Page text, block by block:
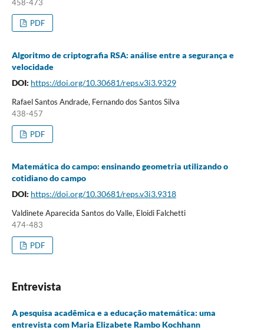
458-473
PDF
Algoritmo de criptografia RSA: análise entre a segurança e
velocidade
DOI: https://doi.org/10.30681/reps.v3i3.9329
Rafael Santos Andrade, Fernando dos Santos Silva
438-457
PDF
Matemática do campo: ensinando geometria utilizando o
cotidiano do campo
DOI: https://doi.org/10.30681/reps.v3i3.9318
Valdinete Aparecida Santos do Valle, Eloidi Falchetti
474-483
PDF
Entrevista
A pesquisa acadêmica e a educação matemática: uma
entrevista com Maria Elizabete Rambo Kochhann